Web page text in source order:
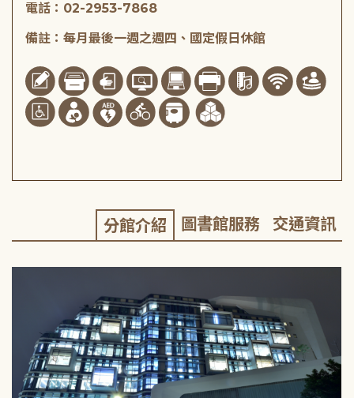
電話：02-2953-7868
備註：每月最後一週之週四、國定假日休館
分館介紹 圖書館服務 交通資訊